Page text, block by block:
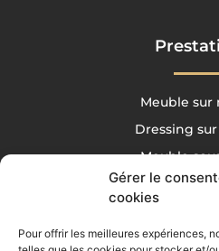
Gérer le
cookies
Pour offrir les meilleures expériences,
Meuble sur
Dressing
Meuble
Meuble
06 73